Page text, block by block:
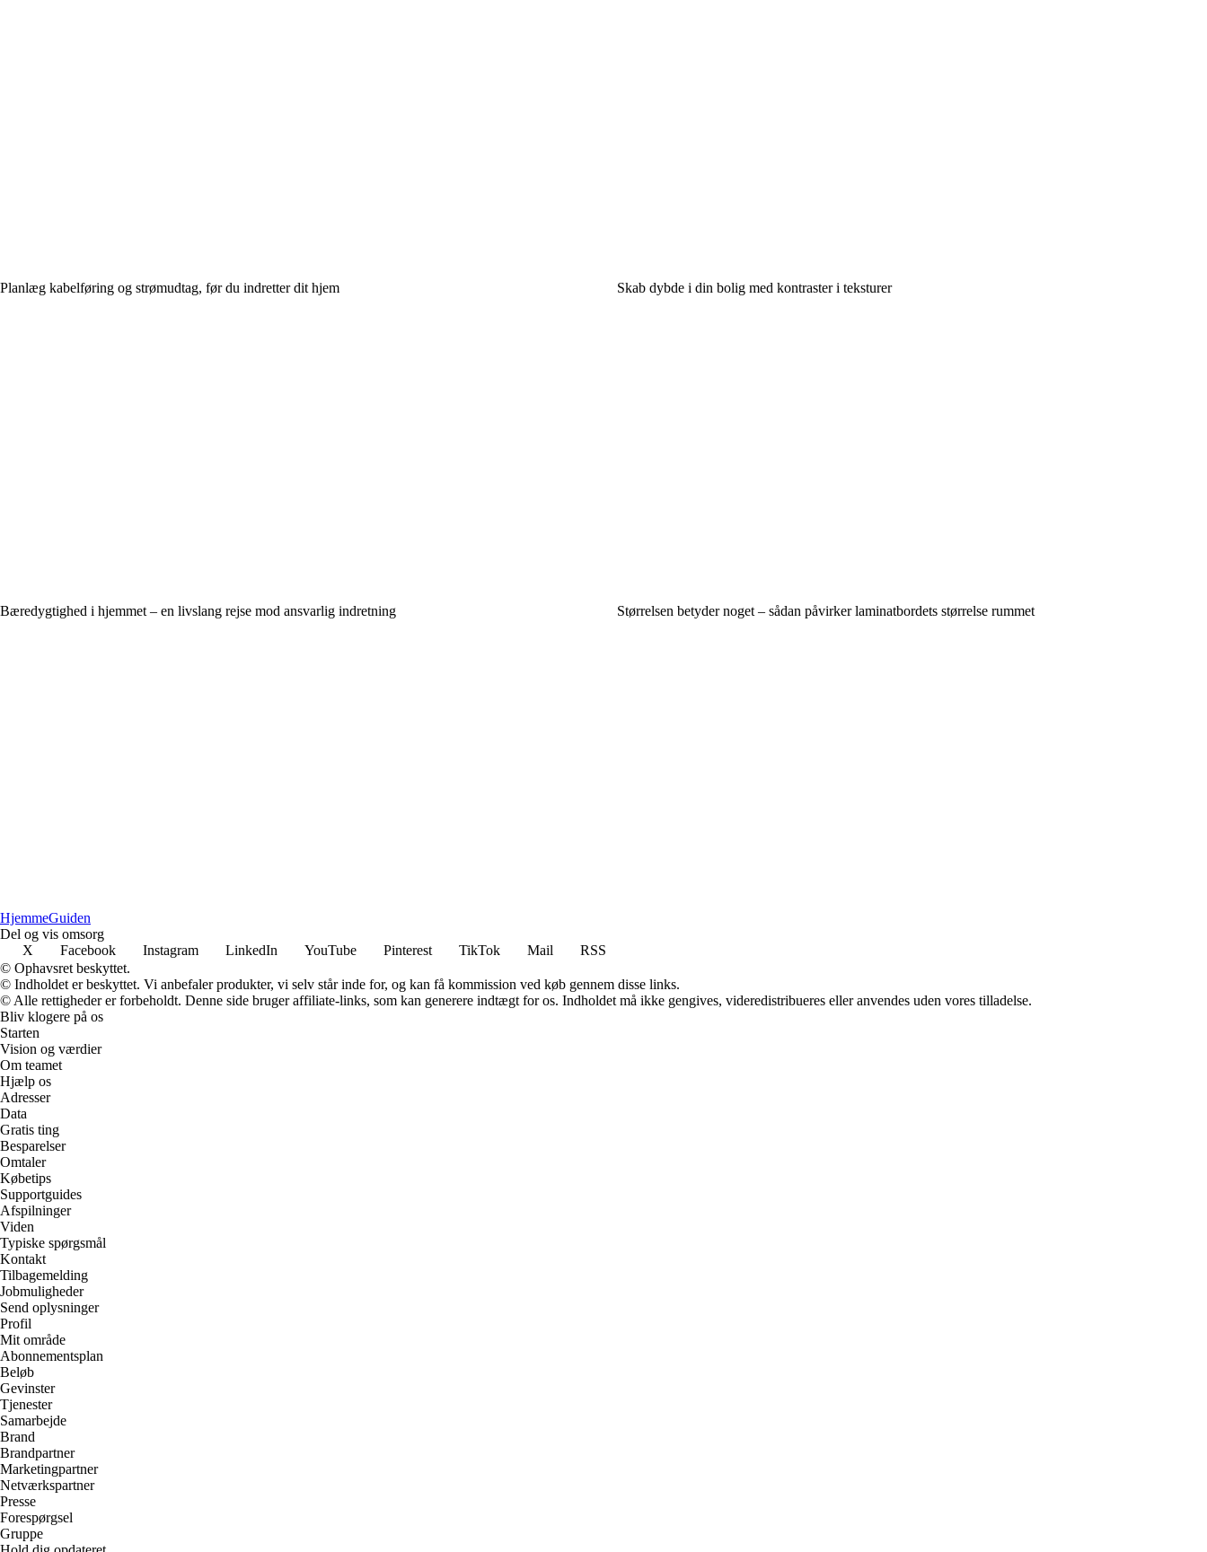
Planlæg kabelføring og strømudtag, før du indretter dit hjem Skab dybde i din bolig med kontraster i teksturer
Bæredygtighed i hjemmet – en livslang rejse mod ansvarlig indretning Størrelsen betyder noget – sådan påvirker laminatbordets størrelse rummet
HjemmeGuiden
Del og vis omsorg
X
Facebook Instagram LinkedIn YouTube Pinterest TikTok Mail
RSS
© Ophavsret beskyttet.
© Indholdet er beskyttet. Vi anbefaler produkter, vi selv står inde for, og kan få kommission ved køb gennem disse links.
© Alle rettigheder er forbeholdt. Denne side bruger affiliate-links, som kan generere indtægt for os. Indholdet må ikke gengives, videredistribueres eller anvendes uden vores tilladelse.
Bliv klogere på os
Starten
Vision og værdier
Om teamet
Hjælp os
Adresser
Data
Gratis ting
Besparelser
Omtaler
Købetips
Supportguides
Afspilninger
Viden
Typiske spørgsmål
Kontakt
Tilbagemelding
Jobmuligheder
Send oplysninger
Profil
Mit område
Abonnementsplan
Beløb
Gevinster
Tjenester
Samarbejde
Brand
Brandpartner
Marketingpartner
Netværkspartner
Presse
Forespørgsel
Gruppe